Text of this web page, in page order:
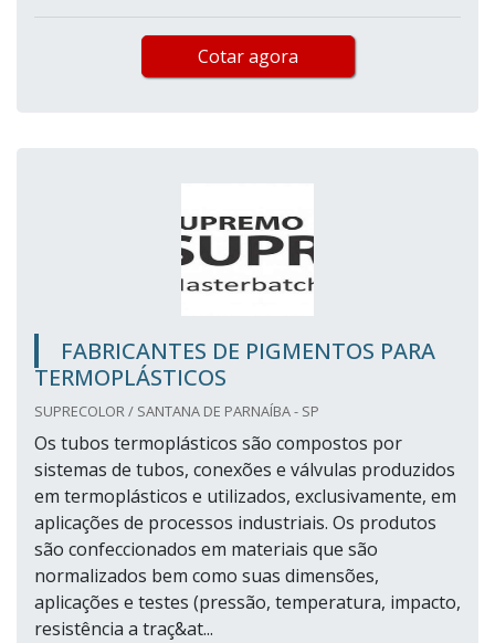
Cotar agora
FABRICANTES DE PIGMENTOS PARA
TERMOPLÁSTICOS
SUPRECOLOR / SANTANA DE PARNAÍBA - SP
Os tubos termoplásticos são compostos por
sistemas de tubos, conexões e válvulas produzidos
em termoplásticos e utilizados, exclusivamente, em
aplicações de processos industriais. Os produtos
são confeccionados em materiais que são
normalizados bem como suas dimensões,
aplicações e testes (pressão, temperatura, impacto,
resistência a traç&at...